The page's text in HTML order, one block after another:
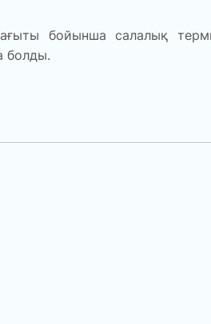
бойынша салалық
болды.